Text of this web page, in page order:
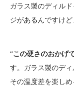
ガラス製のディル
ジがあるんですけど
“この硬さのおかげ
す。ガラス製のデ
その温度差を楽し